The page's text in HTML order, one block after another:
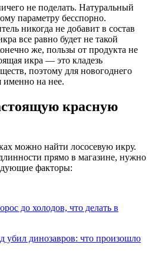
не поделать. Натуральный
параметру бесспорно.
никогда не добавит в состав
все равно будет не такой
же, пользы от продукта не
икра — это кладезь
поэтому для новогоднего
именно на нее.
красную
можно найти лососевую икру.
прямо в магазине, нужно
факторы:
до холодов, что делать в
убил динозавров: что произошло